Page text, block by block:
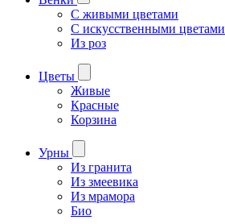
С живыми цветами
С искусственными цветами
Из роз
Цветы
Живые
Красные
Корзина
Урны
Из гранита
Из змеевика
Из мрамора
Био